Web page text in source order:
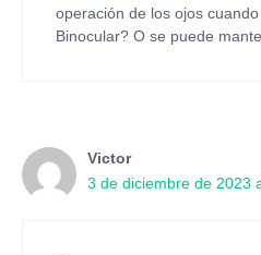
operación de los ojos
Binocular? O se puede
Victor
3 de diciembre de 2023